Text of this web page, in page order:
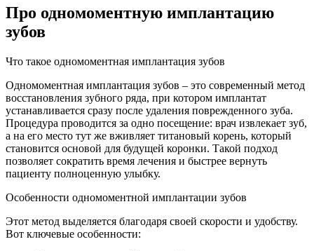
Про одномоментную имплантацию
зубов
Что такое одномоментная имплантация зубов
Одномоментная имплантация зубов – это современный метод
восстановления зубного ряда, при котором имплантат
устанавливается сразу после удаления поврежденного зуба.
Процедура проводится за одно посещение: врач извлекает зуб,
а на его место тут же вживляет титановый корень, который
становится основой для будущей коронки. Такой подход
позволяет сократить время лечения и быстрее вернуть
пациенту полноценную улыбку.
Особенности одномоментной имплантации зубов
Этот метод выделяется благодаря своей скорости и удобству.
Вот ключевые особенности: